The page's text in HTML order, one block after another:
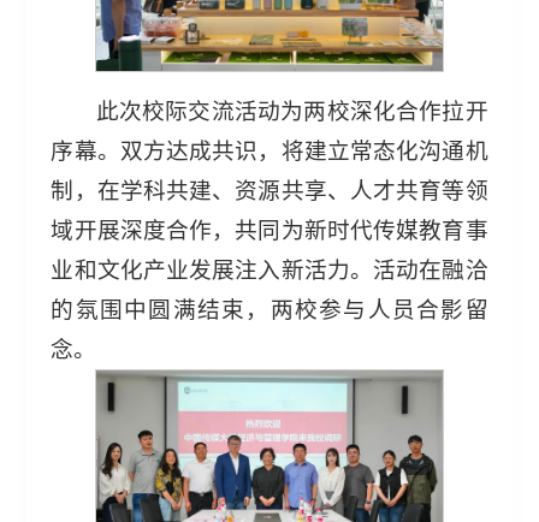
此次校际交流活动为两校深化合作拉开
序幕。双方达成共识，将建立常态化沟通机
制，在学科共建、资源共享、人才共育等领
域开展深度合作，共同为新时代传媒教育事
业和文化产业发展注入新活力。活动在融洽
的氛围中圆满结束，两校参与人员合影留
念。